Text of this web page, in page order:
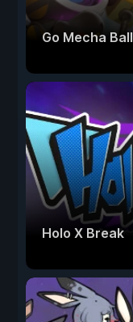
Go Mecha Ball
Holo X Break